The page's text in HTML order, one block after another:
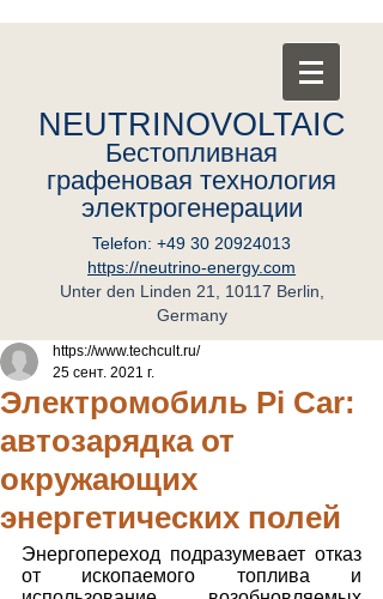
NEUTRINOVOLTAIC
Бестопливная
графеновая технология
электрогенерации
Telefon: +49 30 20924013
https://neutrino-energy.com
Unter den Linden 21, 10117 Berlin,
Germany
Электромобиль Pi Car:
автозарядка от
окружающих
энергетических полей
https://www.techcult.ru/
25 сент. 2021 г.
Энергопереход подразумевает отказ
от ископаемого топлива и